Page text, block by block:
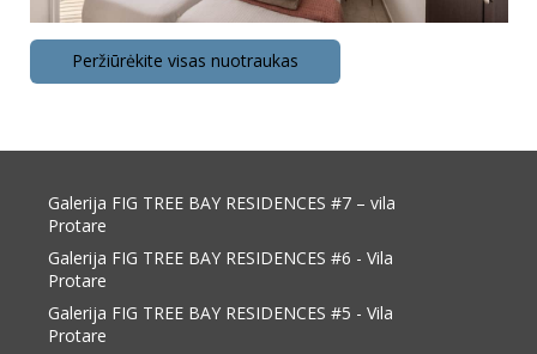
Peržiūrėkite visas nuotraukas
Galerija FIG TREE BAY RESIDENCES #7 – vila
Protare
Galerija FIG TREE BAY RESIDENCES #6 - Vila
Protare
Galerija FIG TREE BAY RESIDENCES #5 - Vila
Protare